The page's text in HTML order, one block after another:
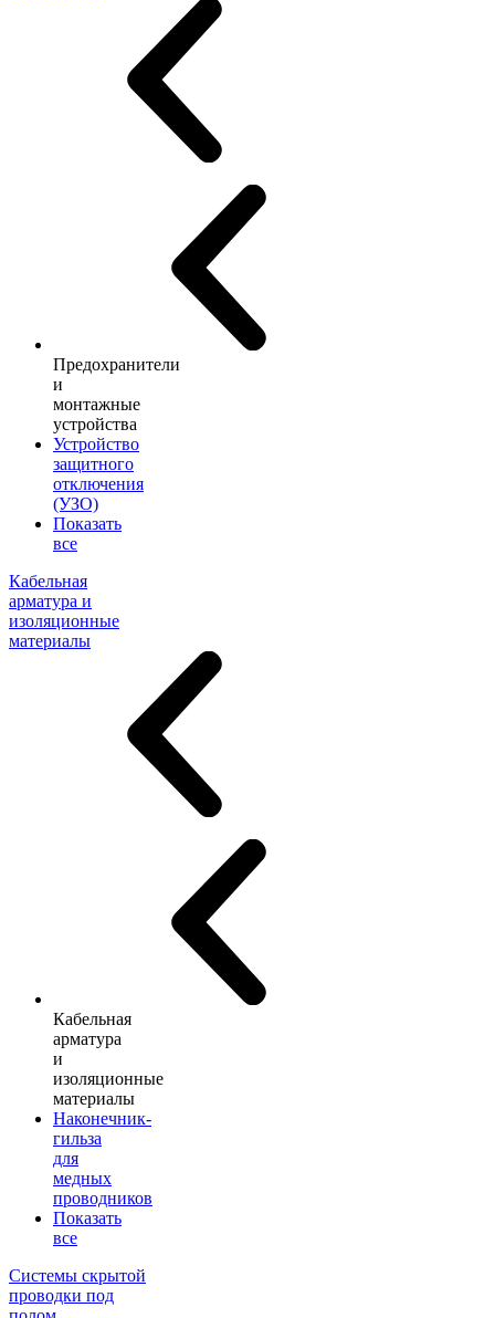
Предохранители
и
монтажные
устройства
Устройство
защитного
отключения
(УЗО)
Показать
все
Кабельная
арматура и
изоляционные
материалы
Кабельная
арматура
и
изоляционные
материалы
Наконечник-
гильза
для
медных
проводников
Показать
все
Системы скрытой
проводки под